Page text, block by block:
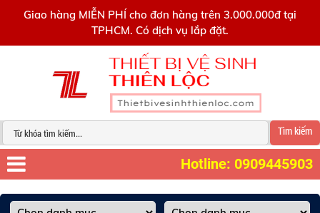
Giao hàng MIỄN PHÍ cho đơn hàng trên 3.000.000đ tại
TPHCM. Có dịch vụ lắp đặt.
Tìm kiếm
Hotline: 0909445903
0909445903